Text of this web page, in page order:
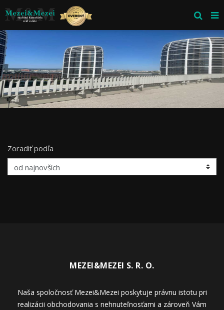
Zoradiť podľa
MEZEI&MEZEI S. R. O.
Naša spoločnosť Mezei&Mezei poskytuje právnu istotu pri
realizácii obchodovania s nehnuteľnosťami a zároveň Vám